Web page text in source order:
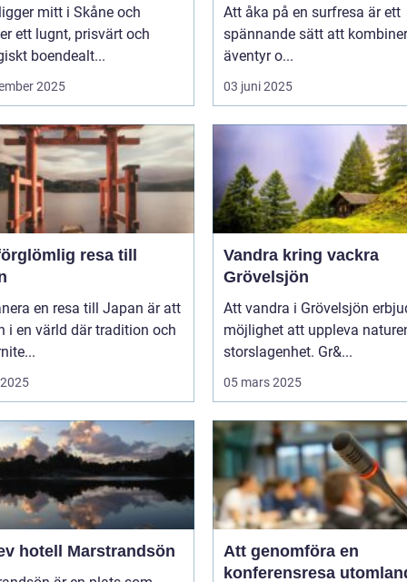
mitt i Skåne och
ett lugnt, prisvärt och
boendealt...
2025
Att åka på en surfresa är ett
spännande sätt att
äventyr o...
03 juni 2025
resa till
en resa till Japan är att
i en värld där tradition och
Vandra kring vackra
Grövelsjön
Att vandra i Grövelsjön
möjlighet att uppleva
storslagenhet. Gr&...
05 mars 2025
hotell Marstrandsön
Att genomföra en
konferensresa